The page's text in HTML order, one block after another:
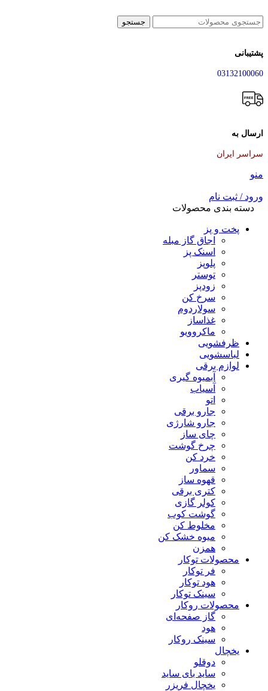
جستجو
پشتیبانی
03132100060
ارسال به
سراسر ایران
منو
ورود / ثبت نام
دسته بندی محصولات
پخت و پز
اجاق گاز مبله
اسنک پز
پلوپز
توستر
زودپز
سرخ کن
سولاردوم
غذاساز
ماکروویو
ظرفشویی
لباسشویی
لوازم برقی
آبمیوه گیری
آسیاب
اتو
جارو برقی
جارو شارژی
چای ساز
چرخ گوشت
خرد کن
سماور
قهوه ساز
کتری برقی
کولر گازی
گوشت کوب
مخلوط کن
میوه خشک کن
همزن
محصولات توکار
فر توکار
هود توکار
سینک توکار
محصولات روکار
گاز صفحه‌ای
هود
سینک روکار
یخچال
دوقلو
ساید بای ساید
یخچال فریزر